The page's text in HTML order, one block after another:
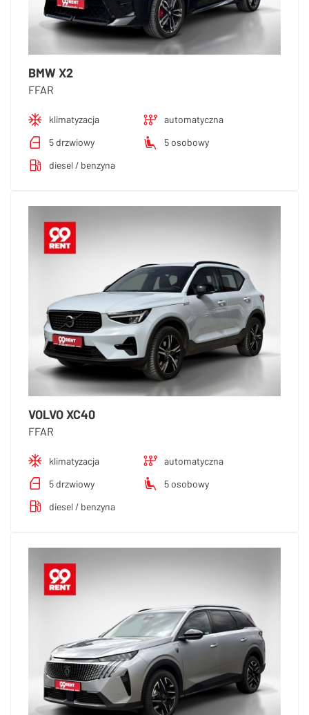
BMW X2
FFAR
klimatyzacja
automatyczna
5 drzwiowy
5 osobowy
diesel / benzyna
VOLVO XC40
FFAR
klimatyzacja
automatyczna
5 drzwiowy
5 osobowy
diesel / benzyna